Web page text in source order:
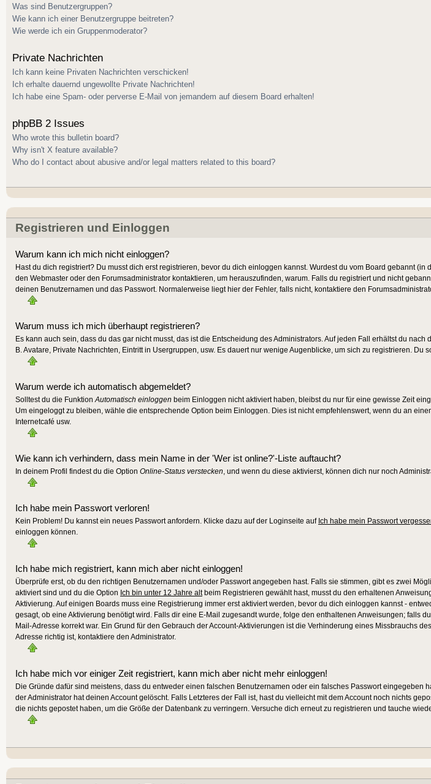
Was sind Benutzergruppen?
Wie kann ich einer Benutzergruppe beitreten?
Wie werde ich ein Gruppenmoderator?
Private Nachrichten
Ich kann keine Privaten Nachrichten verschicken!
Ich erhalte dauernd ungewollte Private Nachrichten!
Ich habe eine Spam- oder perverse E-Mail von jemandem auf diesem Board erhalten!
phpBB 2 Issues
Who wrote this bulletin board?
Why isn't X feature available?
Who do I contact about abusive and/or legal matters related to this board?
Registrieren und Einloggen
Warum kann ich mich nicht einloggen?
Hast du dich registriert? Du musst dich erst registrieren, bevor du dich einloggen kannst. Wurdest du vom Board gebannt
den Webmaster oder den Forumsadministrator kontaktieren, um herauszufinden, warum. Falls du registriert und nicht
deinen Benutzernamen und das Passwort. Normalerweise liegt hier der Fehler, falls nicht, kontaktiere den
Warum muss ich mich überhaupt registrieren?
Es kann auch sein, dass du das gar nicht musst, das ist die Entscheidung des Administrators. Auf jeden Fall erhältst du
B. Avatare, Private Nachrichten, Eintritt in Usergruppen, usw. Es dauert nur wenige Augenblicke, um sich zu registrieren. Du
Warum werde ich automatisch abgemeldet?
Solltest du die Funktion Automatisch einloggen beim Einloggen nicht aktiviert haben, bleibst du nur für eine gewisse Zeit
Um eingeloggt zu bleiben, wähle die entsprechende Option beim Einloggen. Dies ist nicht empfehlenswert, wenn du an
Internetcafé usw.
Wie kann ich verhindern, dass mein Name in der 'Wer ist online?'-Liste auftaucht?
In deinem Profil findest du die Option Online-Status verstecken , und wenn du diese aktivierst, können dich nur noch
Ich habe mein Passwort verloren!
Kein Problem! Du kannst ein neues Passwort anfordern. Klicke dazu auf der Loginseite auf Ich habe mein Passwort
einloggen können.
Ich habe mich registriert, kann mich aber nicht einloggen!
Überprüfe erst, ob du den richtigen Benutzernamen und/oder Passwort angegeben hast. Falls sie stimmen, gibt es zwei
aktiviert sind und du die Option Ich bin unter 12 Jahre altbeim Registrieren gewählt hast, musst du den erhaltenen
Aktivierung. Auf einigen Boards muss eine Registrierung immer erst aktiviert werden, bevor du dich einloggen kannst -
gesagt, ob eine Aktivierung benötigt wird. Falls dir eine E-Mail zugesandt wurde, folge den enthaltenen Anweisungen; falls
Mail-Adresse korrekt war. Ein Grund für den Gebrauch der Account-Aktivierungen ist die Verhinderung eines Missbrauchs
Adresse richtig ist, kontaktiere den Administrator.
Ich habe mich vor einiger Zeit registriert, kann mich aber nicht mehr einloggen!
Die Gründe dafür sind meistens, dass du entweder einen falschen Benutzernamen oder ein falsches Passwort eingegeben
der Administrator hat deinen Account gelöscht. Falls Letzteres der Fall ist, hast du vielleicht mit dem Account noch nichts
die nichts gepostet haben, um die Größe der Datenbank zu verringern. Versuche dich erneut zu registrieren und tauche